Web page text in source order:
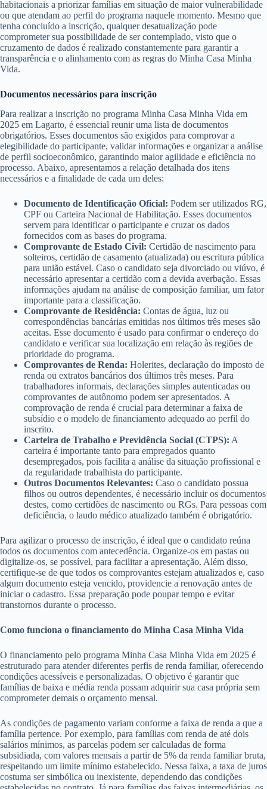
habitacionais a priorizar famílias em situação de maior vulnerabilidade
ou que atendam ao perfil do programa naquele momento. Mesmo que
tenha concluído a inscrição, qualquer desatualização pode
comprometer sua possibilidade de ser contemplado, visto que o
cruzamento de dados é realizado constantemente para garantir a
transparência e o alinhamento com as regras do Minha Casa Minha
Vida.
Documentos necessários para inscrição
Para realizar a inscrição no programa Minha Casa Minha Vida em
2025 em Lagarto, é essencial reunir uma lista de documentos
obrigatórios. Esses documentos são exigidos para comprovar a
elegibilidade do participante, validar informações e organizar a análise
de perfil socioeconômico, garantindo maior agilidade e eficiência no
processo. Abaixo, apresentamos a relação detalhada dos itens
necessários e a finalidade de cada um deles:
Documento de Identificação Oficial: Podem ser utilizados RG,
CPF ou Carteira Nacional de Habilitação. Esses documentos
servem para identificar o participante e cruzar os dados
fornecidos com as bases do programa.
Comprovante de Estado Civil: Certidão de nascimento para
solteiros, certidão de casamento (atualizada) ou escritura pública
para união estável. Caso o candidato seja divorciado ou viúvo, é
necessário apresentar a certidão com a devida averbação. Essas
informações ajudam na análise de composição familiar, um fator
importante para a classificação.
Comprovante de Residência: Contas de água, luz ou
correspondências bancárias emitidas nos últimos três meses são
aceitas. Esse documento é usado para confirmar o endereço do
candidato e verificar sua localização em relação às regiões de
prioridade do programa.
Comprovantes de Renda: Holerites, declaração do imposto de
renda ou extratos bancários dos últimos três meses. Para
trabalhadores informais, declarações simples autenticadas ou
comprovantes de autônomo podem ser apresentados. A
comprovação de renda é crucial para determinar a faixa de
subsídio e o modelo de financiamento adequado ao perfil do
inscrito.
Carteira de Trabalho e Previdência Social (CTPS): A
carteira é importante tanto para empregados quanto
desempregados, pois facilita a análise da situação profissional e
da regularidade trabalhista do participante.
Outros Documentos Relevantes: Caso o candidato possua
filhos ou outros dependentes, é necessário incluir os documentos
destes, como certidões de nascimento ou RGs. Para pessoas com
deficiência, o laudo médico atualizado também é obrigatório.
Para agilizar o processo de inscrição, é ideal que o candidato reúna
todos os documentos com antecedência. Organize-os em pastas ou
digitalize-os, se possível, para facilitar a apresentação. Além disso,
certifique-se de que todos os comprovantes estejam atualizados e, caso
algum documento esteja vencido, providencie a renovação antes de
iniciar o cadastro. Essa preparação pode poupar tempo e evitar
transtornos durante o processo.
Como funciona o financiamento do Minha Casa Minha Vida
O financiamento pelo programa Minha Casa Minha Vida em 2025 é
estruturado para atender diferentes perfis de renda familiar, oferecendo
condições acessíveis e personalizadas. O objetivo é garantir que
famílias de baixa e média renda possam adquirir sua casa própria sem
comprometer demais o orçamento mensal.
As condições de pagamento variam conforme a faixa de renda a que a
família pertence. Por exemplo, para famílias com renda de até dois
salários mínimos, as parcelas podem ser calculadas de forma
subsidiada, com valores mensais a partir de 5% da renda familiar bruta,
respeitando um limite mínimo estabelecido. Nessa faixa, a taxa de juros
costuma ser simbólica ou inexistente, dependendo das condições